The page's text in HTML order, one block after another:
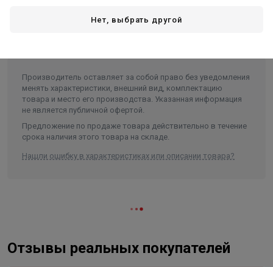
0.443
Производитель оставляет за собой право без уведомления
менять характеристики, внешний вид, комплектацию
товара и место его производства. Указанная информация
не является публичной офертой.
Предложение по продаже товара действительно в течение
срока наличия этого товара на складе.
Нашли ошибку в характеристиках или описании товара?
Отзывы реальных покупателей
Нет, выбрать другой